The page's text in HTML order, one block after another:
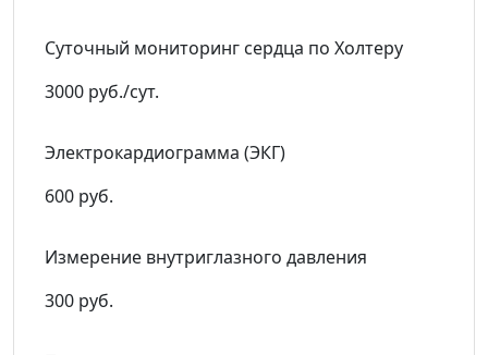
Суточный мониторинг сердца по Холтеру
3000 руб./сут.
Электрокардиограмма (ЭКГ)
600 руб.
Измерение внутриглазного давления
300 руб.